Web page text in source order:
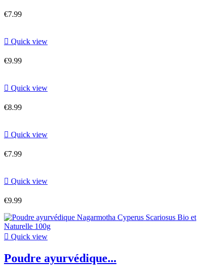
€7.99
 Quick view
€9.99
 Quick view
€8.99
 Quick view
€7.99
 Quick view
€9.99
 Quick view
Poudre ayurvédique...